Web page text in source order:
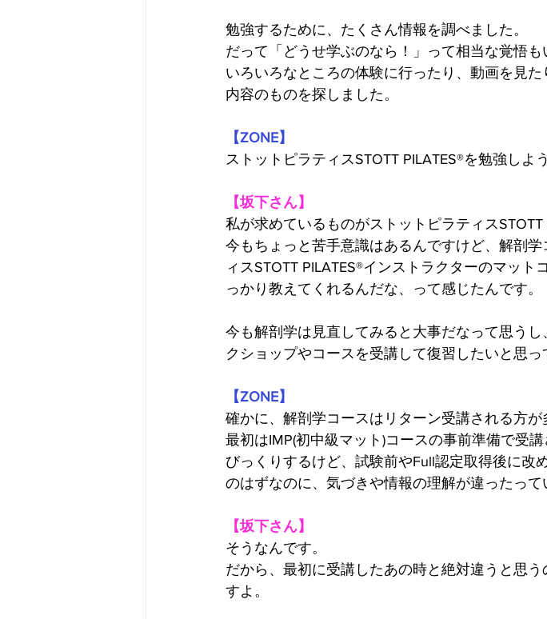
勉強するために、たくさん情報を調べました。
だって「どうせ学ぶのなら！」って相当な覚悟も
いろいろなところの体験に行ったり、動画を見
内容のものを探しました。
【ZONE】
ストットピラティスSTOTT PILATES®を勉強しよ
【坂下さん】
私が求めているものがストットピラティスSTOTT
今もちょっと苦手意識はあるんですけど、解剖
ィスSTOTT PILATES®インストラクターのマッ
っかり教えてくれるんだな、って感じたんです。
今も解剖学は見直してみると大事だなって思う
クショップやコースを受講して復習したいと思っ
【ZONE】
確かに、解剖学コースはリターン受講される方が
最初はIMP(初中級マット)コースの事前準備で受
びっくりするけど、試験前やFull認定取得後に改
のはずなのに、気づきや情報の理解が違ったって
【坂下さん】
そうなんです。
だから、最初に受講したあの時と絶対違うと思
すよ。